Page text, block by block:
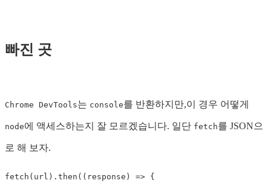
빠진 곳
Chrome DevTools는 console를 반환하지만,이 경우 어떻게
node에 액세스하는지 잘 모르겠습니다. 일단 fetch를 JSON으
로 해 보자.
fetch ( url ). then (( response ) => {